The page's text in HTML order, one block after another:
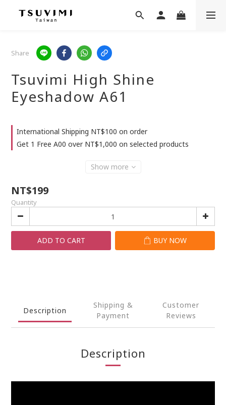
Share
Tsuvimi High Shine
Eyeshadow A61
International Shipping NT$100 on order
Get 1 Free A00 over NT$1,000 on selected products
Show more
NT$199
Quantity
ADD TO CART BUY NOW
Description
Shipping &
Payment
Customer
Reviews
Description